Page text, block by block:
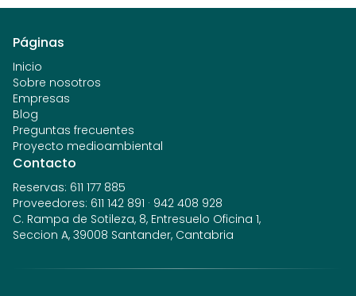
Páginas
Inicio
Sobre nosotros
Empresas
Blog
Preguntas frecuentes
Proyecto medioambiental
Contacto
Reservas: 611 177 885
Proveedores: 611 142 891 · 942 408 928
C. Rampa de Sotileza, 8, Entresuelo Oficina 1,
Seccion A, 39008 Santander, Cantabria